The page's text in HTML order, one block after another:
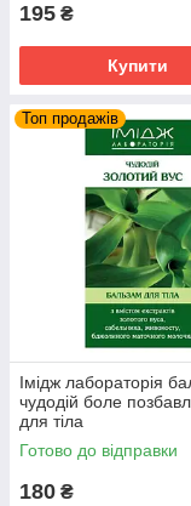
195 ₴
Купити
Топ продажів
Імідж лабораторія
чудодій боле
для тіла
Готово до відправки
180 ₴